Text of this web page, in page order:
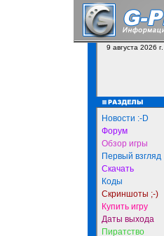
9 августа 2026 г.
Новости :-D
Форум
Обзор игры
Первый взгляд
Скачать
Коды
Скриншоты ;-)
Купить игру
Даты выхода
Пиратство